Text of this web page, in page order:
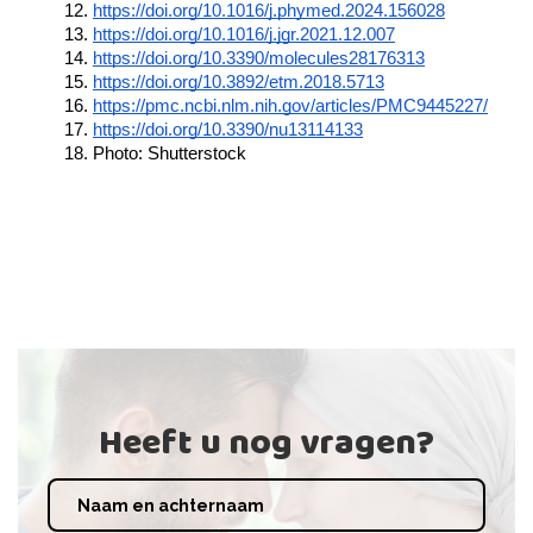
https://doi.org/10.1016/j.phymed.2024.156028
https://doi.org/10.1016/j.jgr.2021.12.007
https://doi.org/10.3390/molecules28176313
https://doi.org/10.3892/etm.2018.5713
https://pmc.ncbi.nlm.nih.gov/articles/PMC9445227/
https://doi.org/10.3390/nu13114133
Photo: Shutterstock
Heeft u nog vragen?